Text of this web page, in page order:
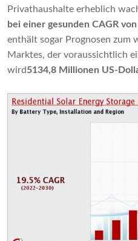
Privathaushalte erheblich
bei einer gesunden CAGR
enthält sogar Prognosen zum
Marktes, der voraussichtlich
wird5134,8 Millionen US-